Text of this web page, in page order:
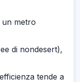
un metro
di nondesert),
tende a